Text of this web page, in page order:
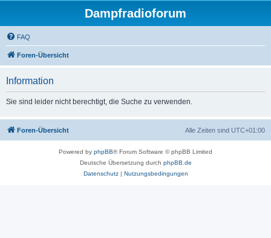
Dampfradioforum
FAQ
Foren-Übersicht
Information
Sie sind leider nicht berechtigt, die Suche zu verwenden.
Foren-Übersicht Alle Zeiten sind UTC+01:00
Powered by phpBB® Forum Software © phpBB Limited
Deutsche Übersetzung durch phpBB.de
Datenschutz| Nutzungsbedingungen